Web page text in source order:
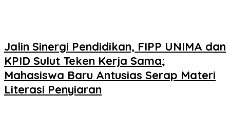
Jalin Sinergi Pendidikan, FIPP UNIMA dan
KPID Sulut Teken Kerja Sama;
Mahasiswa Baru Antusias Serap Materi
Literasi Penyiaran